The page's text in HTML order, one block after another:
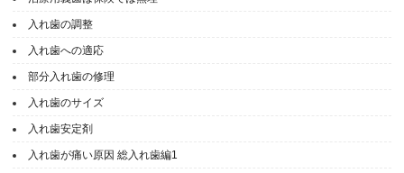
入れ歯の調整
入れ歯への適応
部分入れ歯の修理
入れ歯のサイズ
入れ歯安定剤
入れ歯が痛い原因 総入れ歯編1